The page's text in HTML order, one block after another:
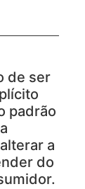
de ser
padrão
a
do